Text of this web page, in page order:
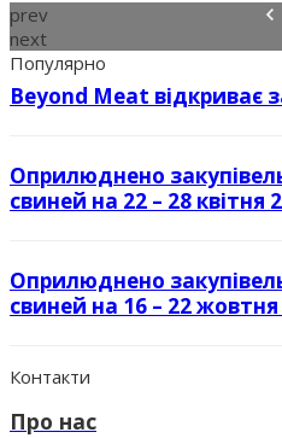
prev
next
Популярно
Beyond Meat відкриває
Оприлюднено
свиней на 22 – 28 квітня
Оприлюднено
свиней на 16 – 22
Контакти
Про нас